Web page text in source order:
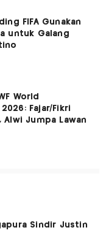
FIFA Gunakan
untuk Galang
World
Fajar/Fikri
Alwi Jumpa Lawan
Sindir Justin